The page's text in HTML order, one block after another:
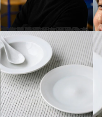
2024.4.25
人気料理家・山田英季さんに聞く 愛用のうつわ＆うつわの選び方 「うつわは本に近いな、と思います」
ライフスタイル